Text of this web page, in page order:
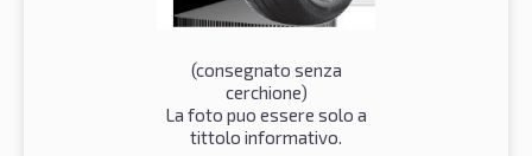
(consegnato senza
cerchione)
La foto puo essere solo a
tittolo informativo.